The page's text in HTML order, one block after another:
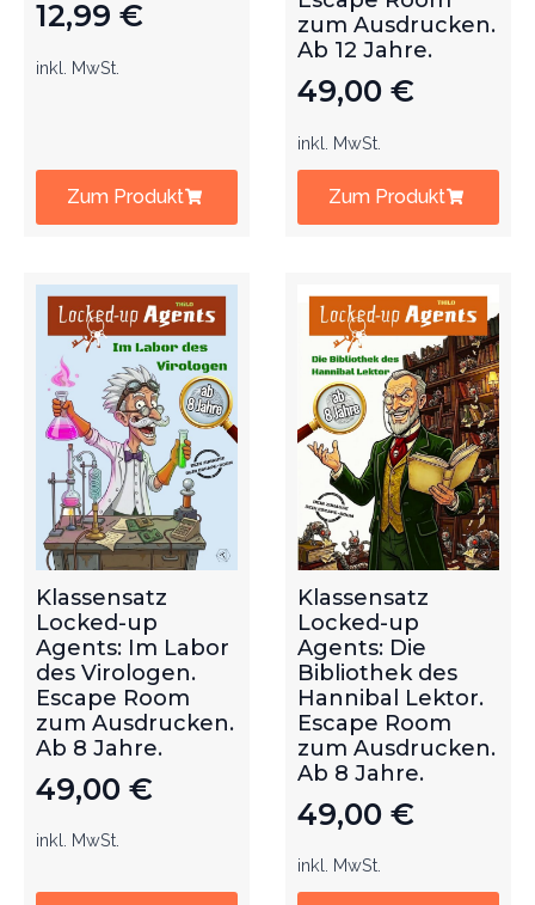
12,99 €
inkl. MwSt.
Zum Produkt
zum Ausdrucken.
Ab 12 Jahre.
49,00 €
inkl. MwSt.
Zum Produkt
Klassensatz
Locked-up
Agents: Im Labor
des Virologen.
Escape Room
zum Ausdrucken.
Ab 8 Jahre.
49,00 €
inkl. MwSt.
Klassensatz
Locked-up
Agents: Die
Bibliothek des
Hannibal Lektor.
Escape Room
zum Ausdrucken.
Ab 8 Jahre.
49,00 €
inkl. MwSt.